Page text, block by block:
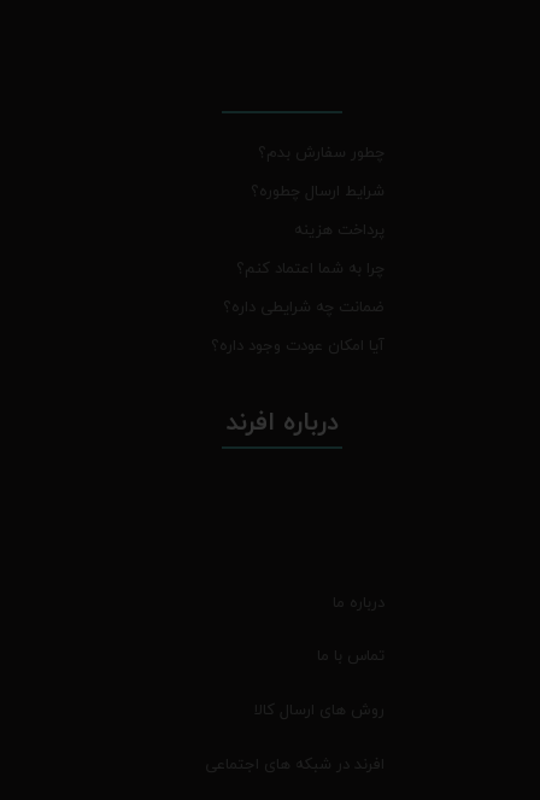
چطور سفارش بدم؟
شرایط ارسال چطوره؟
پرداخت هزینه
چرا به شما اعتماد کنم؟
ضمانت چه شرایطی داره؟
آیا امکان عودت وجود داره؟
درباره افرند
درباره ما
تماس با ما
روش های ارسال کالا
افرند در شبکه های اجتماعی